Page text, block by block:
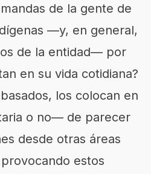
de la gente de
—y, en general,
de la entidad— por
en su vida cotidiana?
los colocan en
o no— de parecer
desde otras áreas
estos